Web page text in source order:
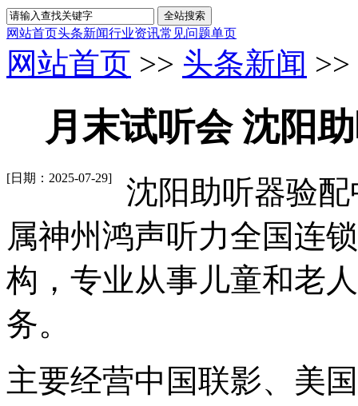
网站首页头条新闻行业资讯常见问题单页
网站首页 >> 头条新闻
月末试听会 沈阳
[日期：2025-07-29]
沈阳助听器验
属神州鸿声听力全国连
构，专业从事儿童和老
务。
主要经营中国联影、美